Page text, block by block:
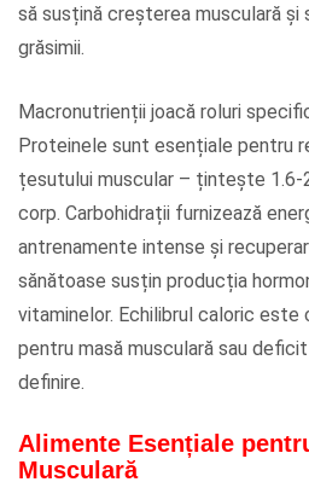
să susțină creșterea musculară
grăsimii.
Macronutrienții joacă roluri
Proteinele sunt esențiale pentru
țesutului muscular – țintește 1.6-
corp. Carbohidrații furnizează
antrenamente intense și
sănătoase susțin producția
vitaminelor. Echilibrul caloric este
pentru masă musculară sau
definire.
Alimente Esențiale
Musculară